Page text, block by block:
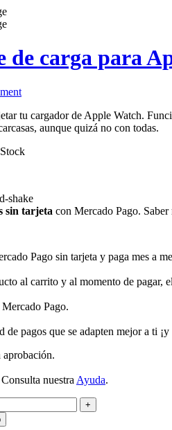
de carga para
tu cargador de Apple Watch.
aunque quizá no con todas.
sin tarjeta con Mercado Pago. Saber
Pago sin tarjeta y paga mes a
al carrito y al momento de pagar,
Pago.
de pagos que se adapten mejor a ti
aprobación.
nuestra Ayuda.